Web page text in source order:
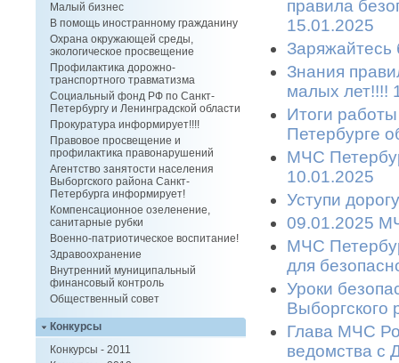
Малый бизнес
В помощь иностранному гражданину
Охрана окружающей среды,
экологическое просвещение
Профилактика дорожно-
транспортного травматизма
Социальный фонд РФ по Санкт-
Петербургу и Ленинградской области
Прокуратура информирует!!!!
Правовое просвещение и
профилактика правонарушений
Агентство занятости населения
Выборгского района Санкт-
Петербурга информирует!
Компенсационное озеленение,
санитарные рубки
Военно-патриотическое воспитание!
Здравоохранение
Внутренний муниципальный
финансовый контроль
Общественный совет
Конкурсы
Конкурсы - 2011
правила
15.01.2025
Заряжайтесь
Знания
малых лет!!!!
Итоги
Петербурге
МЧС
10.01.2025
Уступи
09.01.2025
МЧС
для
Уроки
Выборгского
Глава МЧС
ведомства с